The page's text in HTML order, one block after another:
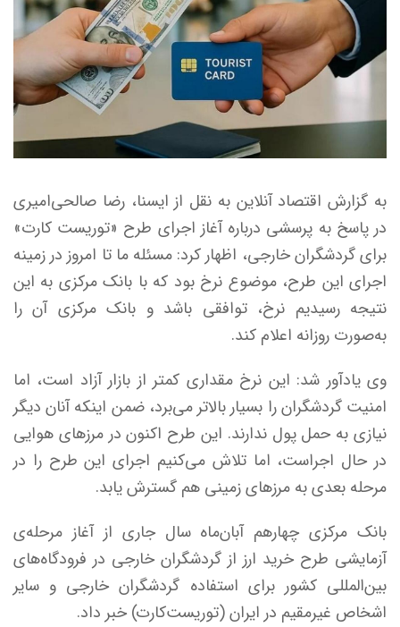
به گزارش اقتصاد آنلاین به نقل از ایسنا، رضا صالحی‌امیری
در پاسخ به پرسشی درباره آغاز اجرای طرح «توریست کارت»
برای گردشگران خارجی، اظهار کرد: مسئله ما تا امروز در زمینه
اجرای این طرح، موضوع نرخ بود که با بانک مرکزی به این
نتیجه رسیدیم نرخ، توافقی باشد و بانک مرکزی آن را
به‌صورت روزانه اعلام کند.
وی یادآور شد: این نرخ مقداری کمتر از بازار آزاد است، اما
امنیت گردشگران را بسیار بالاتر می‌برد، ضمن اینکه آنان دیگر
نیازی به حمل پول ندارند. این طرح اکنون در مرز‌های هوایی
در حال اجراست، اما تلاش می‌کنیم اجرای این طرح را در
مرحله بعدی به مرز‌های زمینی هم گسترش یابد.
بانک مرکزی چهارهم آبان‌ماه سال جاری از آغاز مرحله‌ی
آزمایشی طرح خرید ارز از گردشگران خارجی در فرودگاه‌های
بین‌المللی کشور برای استفاده گردشگران خارجی و سایر
اشخاص غیرمقیم در ایران (توریست‌کارت) خبر داد.